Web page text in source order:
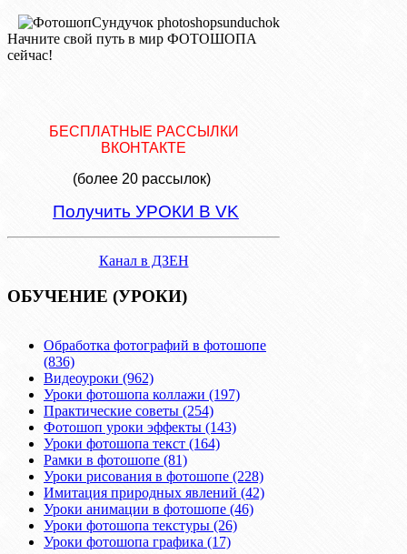
Начните свой путь в мир ФОТОШОПА
сейчас!
БЕСПЛАТНЫЕ РАССЫЛКИ
ВКОНТАКТЕ
(более 20 рассылок)
Получить УРОКИ В VK
Канал в ДЗЕН
ОБУЧЕНИЕ (УРОКИ)
Обработка фотографий в фотошопе
(836)
Видеоуроки (962)
Уроки фотошопа коллажи (197)
Практические советы (254)
Фотошоп уроки эффекты (143)
Уроки фотошопа текст (164)
Рамки в фотошопе (81)
Уроки рисования в фотошопе (228)
Имитация природных явлений (42)
Уроки анимации в фотошопе (46)
Уроки фотошопа текстуры (26)
Уроки фотошопа графика (17)